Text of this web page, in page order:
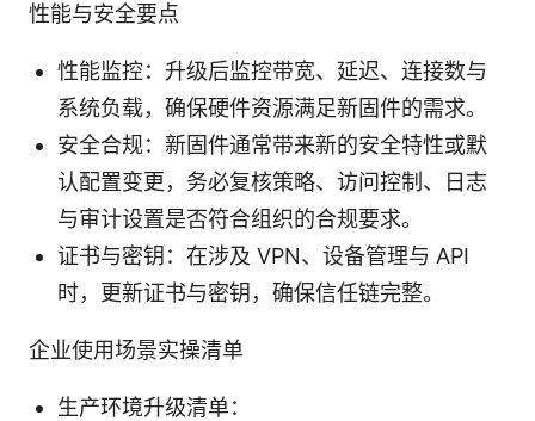
性能与安全要点
性能监控：升级后监控带宽、延迟、连接数与
系统负载，确保硬件资源满足新固件的需求。
安全合规：新固件通常带来新的安全特性或默
认配置变更，务必复核策略、访问控制、日志
与审计设置是否符合组织的合规要求。
证书与密钥：在涉及 VPN、设备管理与 API
时，更新证书与密钥，确保信任链完整。
企业使用场景实操清单
生产环境升级清单：